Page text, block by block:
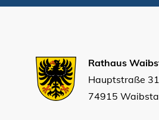
Rathaus
Hauptstraße 31
74915